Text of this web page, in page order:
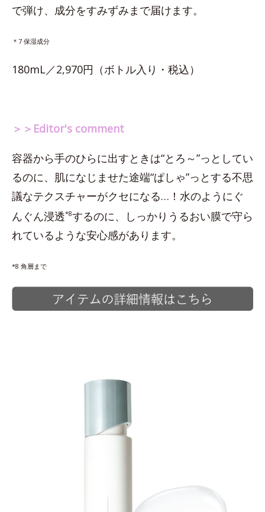
で弾け、成分をすみずみまで届けます。
＊7 保湿成分
180mL／2,970円（ボトル入り・税込）
＞＞Editor's comment
容器から手のひらに出すときは“とろ～”っとしてい
るのに、肌になじませた途端“ぱしゃ”っとする不思
議なテクスチャーがクセになる…！水のようにぐ
んぐん浸透*8するのに、しっかりうるおい膜で守ら
れているような安心感があります。
*8 角層まで